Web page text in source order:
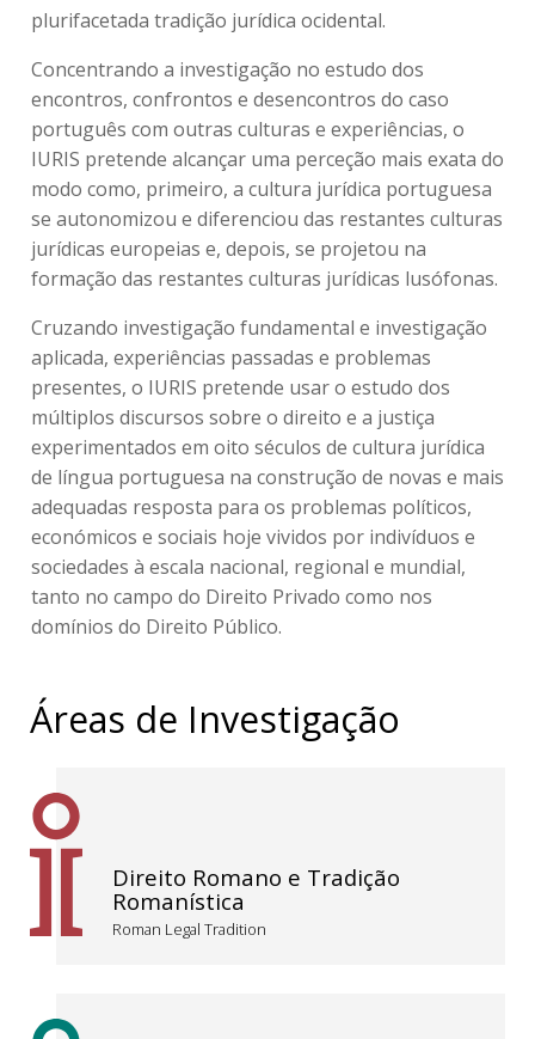
plurifacetada tradição jurídica ocidental.
Concentrando a investigação no estudo dos
encontros, confrontos e desencontros do caso
português com outras culturas e experiências, o
IURIS pretende alcançar uma perceção mais exata do
modo como, primeiro, a cultura jurídica portuguesa
se autonomizou e diferenciou das restantes culturas
jurídicas europeias e, depois, se projetou na
formação das restantes culturas jurídicas lusófonas.
Cruzando investigação fundamental e investigação
aplicada, experiências passadas e problemas
presentes, o IURIS pretende usar o estudo dos
múltiplos discursos sobre o direito e a justiça
experimentados em oito séculos de cultura jurídica
de língua portuguesa na construção de novas e mais
adequadas resposta para os problemas políticos,
económicos e sociais hoje vividos por indivíduos e
sociedades à escala nacional, regional e mundial,
tanto no campo do Direito Privado como nos
domínios do Direito Público.
Áreas de Investigação
Direito Romano e Tradição
Romanística
Roman Legal Tradition